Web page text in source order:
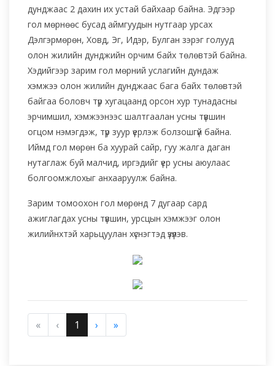
дунджаас 2 дахин их устай байхаар байна. Эдгээр
гол мөрнөөс бусад аймгуудын нутгаар урсах
Дэлгэрмөрөн, Ховд, Эг, Идэр, Булган зэрэг голууд
олон жилийн дунджийн орчим байх төлөвтэй байна.
Хэдийгээр зарим гол мөрний услагийн дундаж
хэмжээ олон жилийн дунджаас бага байх төлөвтэй
байгаа боловч түр хугацаанд орсон хур тунадасны
эрчимшил, хэмжээнээс шалтгаалан усны түвшин
огцом нэмэгдэж, түр зуур үерлэж болзошгүй байна.
Иймд гол мөрөн ба хуурай сайр, гуу жалга даган
нутаглаж буй малчид, иргэдийг үер усны аюулаас
болгоомжлохыг анхааруулж байна.
Зарим томоохон гол мөрөнд 7 дугаар сард
ажиглагдах усны түвшин, урсцын хэмжээг олон
жилийнхтэй харьцуулан хүснэгтэд үзүүлэв.
« ‹ 1 › »